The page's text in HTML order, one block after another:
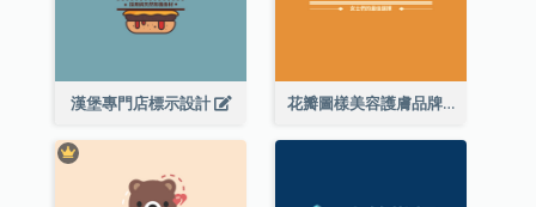
漢堡專門店標示設計 花瓣圖樣美容護膚品牌標誌